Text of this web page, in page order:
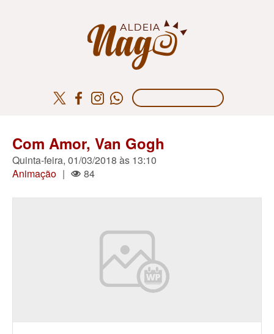
Com Amor, Van Gogh
Quinta-feira, 01/03/2018 às 13:10
Animação | 84